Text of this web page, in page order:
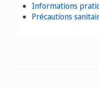
Informations
Précautions